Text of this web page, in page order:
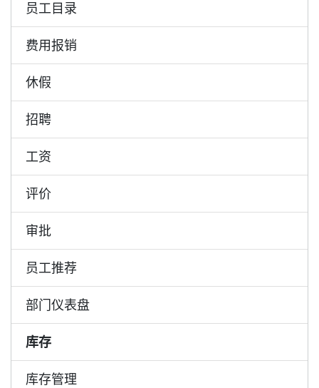
员工目录
费用报销
休假
招聘
工资
评价
审批
员工推荐
部门仪表盘
库存
库存管理